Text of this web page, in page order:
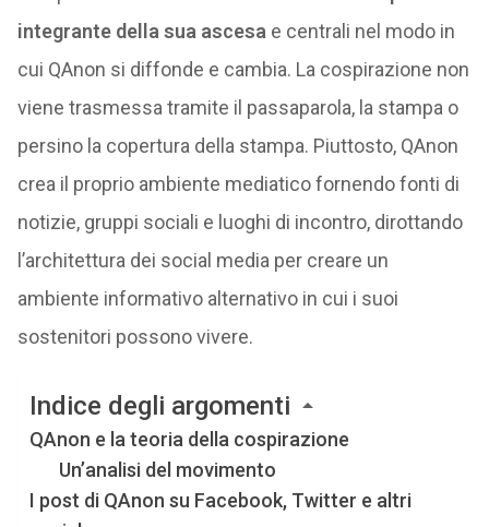
integrante della sua ascesa e centrali nel modo in
cui QAnon si diffonde e cambia. La cospirazione non
viene trasmessa tramite il passaparola, la stampa o
persino la copertura della stampa. Piuttosto, QAnon
crea il proprio ambiente mediatico fornendo fonti di
notizie, gruppi sociali e luoghi di incontro, dirottando
l’architettura dei social media per creare un
ambiente informativo alternativo in cui i suoi
sostenitori possono vivere.
Indice degli argomenti
QAnon e la teoria della cospirazione
Un’analisi del movimento
I post di QAnon su Facebook, Twitter e altri